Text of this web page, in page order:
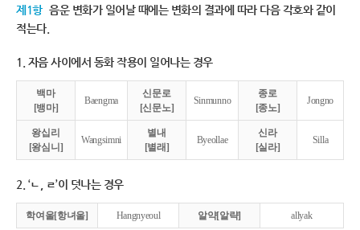
제1항 음운 변화가 일어날 때에는 변화의 결과에 따라 다음 각호와 같이
적는다.
1. 자음 사이에서 동화 작용이 일어나는 경우
백마
[뱅마]
Baengma
신문로
[신문노]
Sinmunno
종로
[종노]
Jongno
왕십리
[왕심니]
Wangsimni
별내
[별래]
Byeollae
신라
[실라]
Silla
2. ‘ㄴ, ㄹ’이 덧나는 경우
학여울[항녀울] Hangnyeoul 알약[알략] allyak